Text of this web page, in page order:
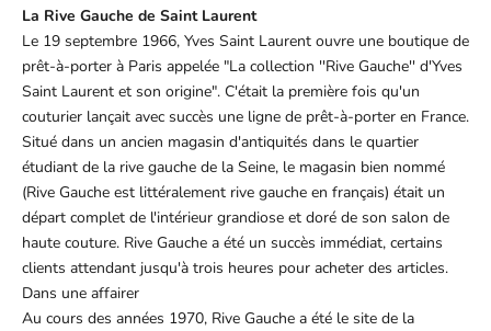
La Rive Gauche de Saint Laurent
Le 19 septembre 1966, Yves Saint Laurent ouvre une boutique de
prêt-à-porter à Paris appelée "La collection ''Rive Gauche'' d'Yves
Saint Laurent et son origine". C'était la première fois qu'un
couturier lançait avec succès une ligne de prêt-à-porter en France.
Situé dans un ancien magasin d'antiquités dans le quartier
étudiant de la rive gauche de la Seine, le magasin bien nommé
(Rive Gauche est littéralement rive gauche en français) était un
départ complet de l'intérieur grandiose et doré de son salon de
haute couture. Rive Gauche a été un succès immédiat, certains
clients attendant jusqu'à trois heures pour acheter des articles.
Dans une affairer
Au cours des années 1970, Rive Gauche a été le site de la